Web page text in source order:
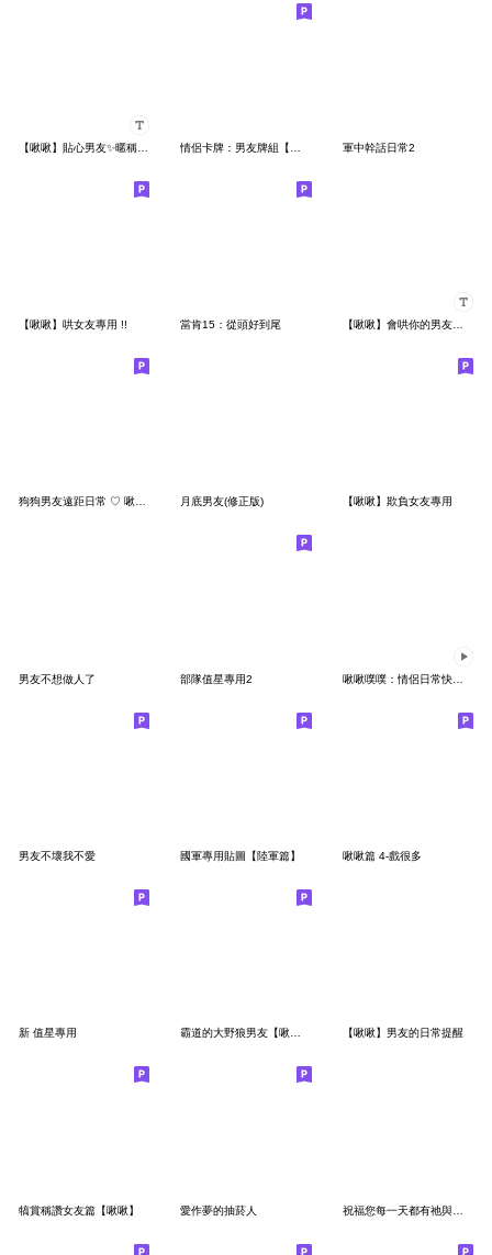
軍中幹話日常2
【啾啾】哄女友專用 !! 當肯15：從頭好到尾 【啾啾】會哄你的男友（暱稱自訂）
狗狗男友遠距日常 ♡ 啾啾篇 月底男友(修正版) 【啾啾】欺負女友專用
男友不想做人了 部隊值星專用2 啾啾噗噗：情侶日常快樂補給
男友不壞我不愛 國軍專用貼圖【陸軍篇】 啾啾篇 4-戲很多
新 值星專用 霸道的大野狼男友【啾啾】 【啾啾】男友的日常提醒
犒賞稱讚女友篇【啾啾】 愛作夢的抽菸人 祝福您每一天都有祂與你同在